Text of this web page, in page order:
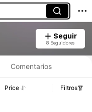
Seguir
8 Seguidores
Comentarios
Price Filtros